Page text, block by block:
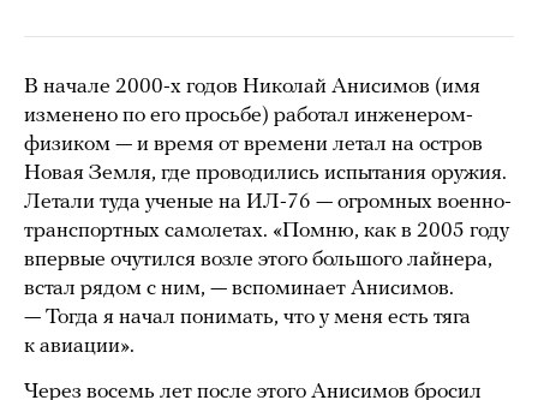
В начале 2000-х годов Николай Анисимов (имя
изменено по его просьбе) работал инженером-
физиком — и время от времени летал на остров
Новая Земля, где проводились испытания оружия.
Летали туда ученые на ИЛ-76 — огромных военно-
транспортных самолетах. «Помню, как в 2005 году
впервые очутился возле этого большого лайнера,
встал рядом с ним, — вспоминает Анисимов.
— Тогда я начал понимать, что у меня есть тяга
к авиации».
Через восемь лет после этого Анисимов бросил